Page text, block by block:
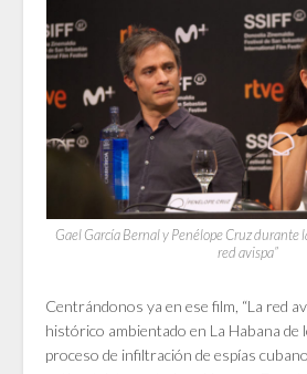
Gael García Bernal y Penélope Cruz durante
red avispa”
Centrándonos ya en ese film, “La red
histórico ambientado en La Habana de
proceso de infiltración de espías